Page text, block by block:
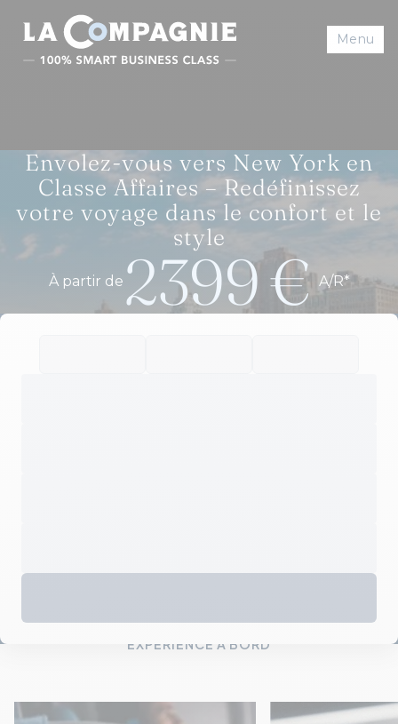
Menu
Envolez-vous vers New York en
Classe Affaires – Redéfinissez
votre voyage dans le confort et le
style
À partir de 2399€ A/R*
EXPÉRIENCE À BORD